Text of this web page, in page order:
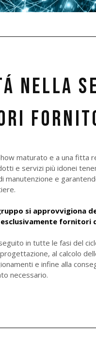
NELLA
maturato e a una fitta
e servizi più idonei
manutenzione e
si approvvigiona
fornitori
in tutte le fasi del
al calcolo
e infine alla
necessario.